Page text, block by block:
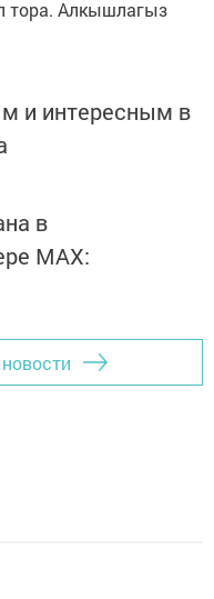
тора. Алкышлагыз
и интересным в
в
MАХ: